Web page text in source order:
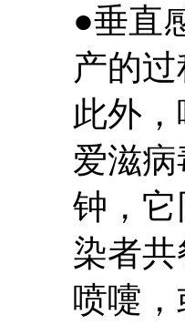
●垂直
产的
此外
爱滋
钟，
染者
喷嚏